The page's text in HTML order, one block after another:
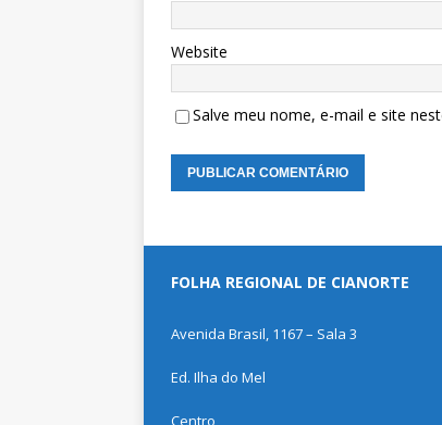
Website
Salve meu nome, e-mail e site
FOLHA REGIONAL DE CIANORTE
Avenida Brasil, 1167 – Sala 3
Ed. Ilha do Mel
Centro